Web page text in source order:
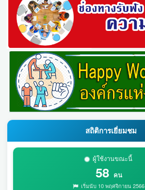
สถิติการเยี่ยมชม
ผู้ใช้งานขณะนี้
58 คน
เริ่มนับ 10 พฤศจิกายน 2566